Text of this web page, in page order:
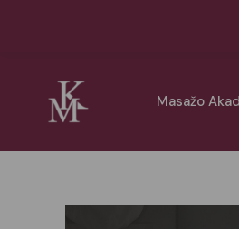
Masažo